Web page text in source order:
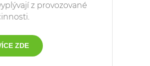
z provozované
ZDE